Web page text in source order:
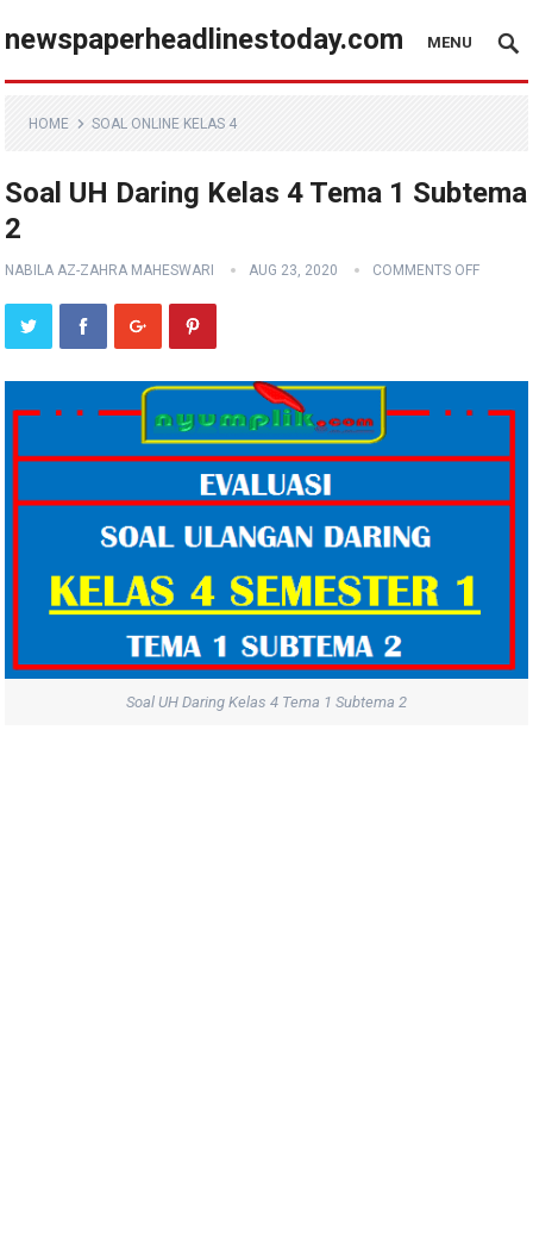
newspaperheadlinestoday.com MENU
HOME SOAL ONLINE KELAS 4
Soal UH Daring Kelas 4 Tema 1 Subtema
2
NABILA AZ-ZAHRA MAHESWARI AUG 23, 2020 COMMENTS OFF
Soal UH Daring Kelas 4 Tema 1 Subtema 2